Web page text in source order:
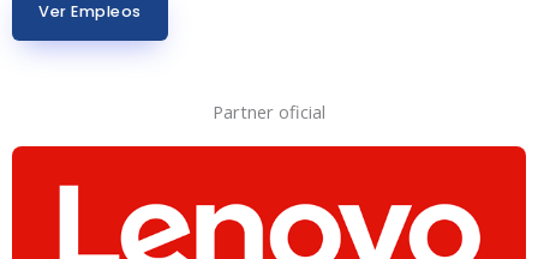
Ver Empleos
Partner oficial